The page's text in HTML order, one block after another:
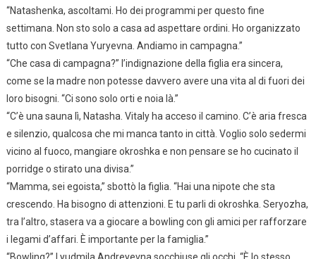
“Natashenka, ascoltami. Ho dei programmi per questo fine
settimana. Non sto solo a casa ad aspettare ordini. Ho organizzato
tutto con Svetlana Yuryevna. Andiamo in campagna.”
“Che casa di campagna?” l’indignazione della figlia era sincera,
come se la madre non potesse davvero avere una vita al di fuori dei
loro bisogni. “Ci sono solo orti e noia là.”
“C’è una sauna lì, Natasha. Vitaly ha acceso il camino. C’è aria fresca
e silenzio, qualcosa che mi manca tanto in città. Voglio solo sedermi
vicino al fuoco, mangiare okroshka e non pensare se ho cucinato il
porridge o stirato una divisa.”
“Mamma, sei egoista,” sbottò la figlia. “Hai una nipote che sta
crescendo. Ha bisogno di attenzioni. E tu parli di okroshka. Seryozha,
tra l’altro, stasera va a giocare a bowling con gli amici per rafforzare
i legami d’affari. È importante per la famiglia.”